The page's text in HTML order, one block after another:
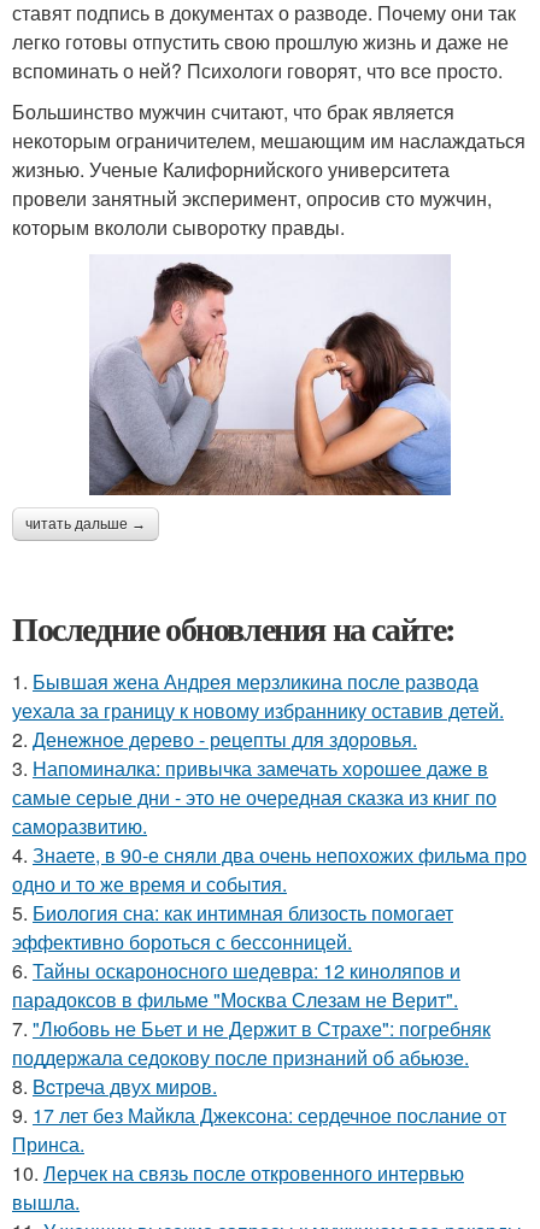
ставят подпись в документах о разводе. Почему они так
легко готовы отпустить свою прошлую жизнь и даже не
вспоминать о ней? Психологи говорят, что все просто.
Большинство мужчин считают, что брак является
некоторым ограничителем, мешающим им наслаждаться
жизнью. Ученые Калифорнийского университета
провели занятный эксперимент, опросив сто мужчин,
которым вкололи сыворотку правды.
читать дальше →
Последние обновления на сайте:
1. Бывшая жена Андрея мерзликина после развода
уехала за границу к новому избраннику оставив детей.
2. Денежное дерево - рецепты для здоровья.
3. Напоминалка: привычка замечать хорошее даже в
самые серые дни - это не очередная сказка из книг по
саморазвитию.
4. Знаете, в 90-е сняли два очень непохожих фильма про
одно и то же время и события.
5. Биология сна: как интимная близость помогает
эффективно бороться с бессонницей.
6. Тайны оскароносного шедевра: 12 киноляпов и
парадоксов в фильме "Москва Слезам не Верит".
7. "Любовь не Бьет и не Держит в Страхе": погребняк
поддержала седокову после признаний об абьюзе.
8. Bcтреча двух миров.
9. 17 лет без Майкла Джексона: сердечное послание от
Принса.
10. Лерчек на связь после откровенного интервью
вышла.